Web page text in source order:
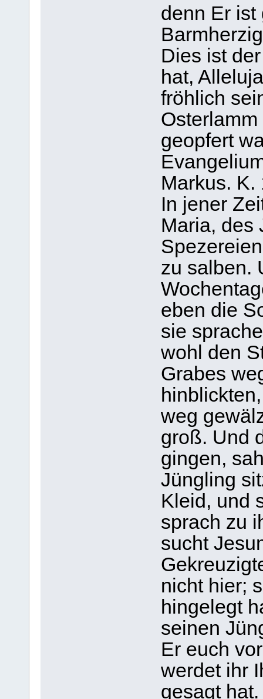
denn Er ist
Dies ist
hat,
fröhlich
geopfert
Markus. K.
In jener
Maria, des
zu salben.
eben die
sie
wohl den
Grabes
weg
groß. Und
gingen,
Jüngling
Kleid, und
sprach zu
sucht
nicht hier;
hingelegt
seinen
Er euch
werdet ihr
gesagt hat.